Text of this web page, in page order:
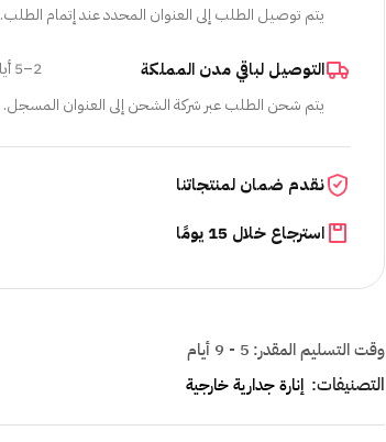
يتم توصيل الطلب إلى العنوان المحدد عند إتمام الطلب.
التوصيل لباقي مدن المملكة 2–5 أيام عمل
يتم شحن الطلب عبر شركة الشحن إلى العنوان المسجل.
نقدم ضمان لمنتجاتنا
استرجاع خلال 15 يومًا
وقت التسليم المقدر: 5 - 9 أيام
التصنيفات: إنارة جدارية خارجية